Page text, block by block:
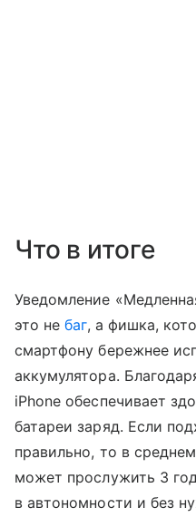
Что в итоге
Уведомление
это небаг, а фишка,
смартфону бережнее
аккумулятора.
iPhone обеспечивает
батареи заряд. Если
правильно, то в
может прослужить 3
в автономности и без